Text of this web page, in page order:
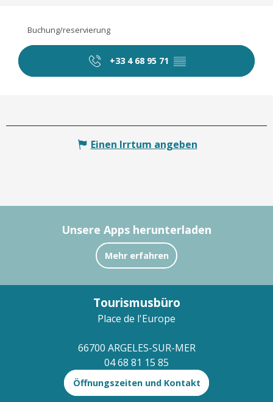
Buchung/reservierung
+33 4 68 95 71 ▒▒
Einen Irrtum angeben
Unsere Apps herunterladen
Mehr erfahren
Tourismusbüro
Place de l'Europe
66700 ARGELES-SUR-MER
04 68 81 15 85
Öffnungszeiten und Kontakt